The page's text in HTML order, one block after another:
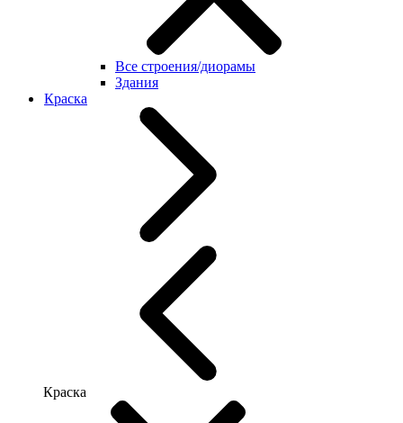
Все строения/диорамы
Здания
Краска
Краска